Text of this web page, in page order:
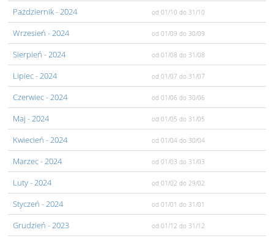
Pażdziernik- 2024 od 01/10 do 31/10
Wrzesień - 2024 od 01/09 do 30/09
Sierpień - 2024 od 01/08 do 31/08
Lipiec- 2024 od 01/07 do 31/07
Czerwiec- 2024 od 01/06 do 30/06
Maj - 2024 od 01/05 do 31/05
Kwiecień - 2024 od 01/04 do 30/04
Marzec- 2024 od 01/03 do 31/03
Luty- 2024 od 01/02 do 29/02
Styczeń - 2024 od 01/01 do 31/01
Grudzień - 2023 od 01/12 do 31/12